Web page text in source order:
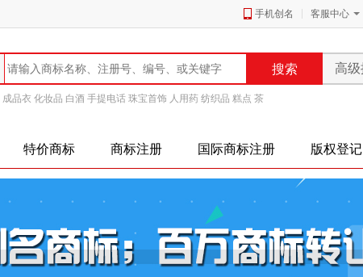
手机创名 客服中心
成品衣 化妆品 白酒 手提电话 珠宝首饰 人用药 纺织品 糕点 茶
特价商标 商标注册 国际商标注册 版权登记